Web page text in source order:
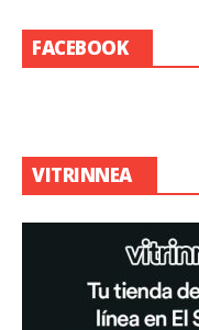
FACEBOOK
VITRINNEA